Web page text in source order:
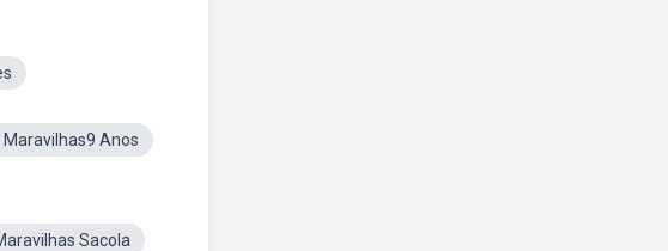
Maravilhas9 Anos
Sacola